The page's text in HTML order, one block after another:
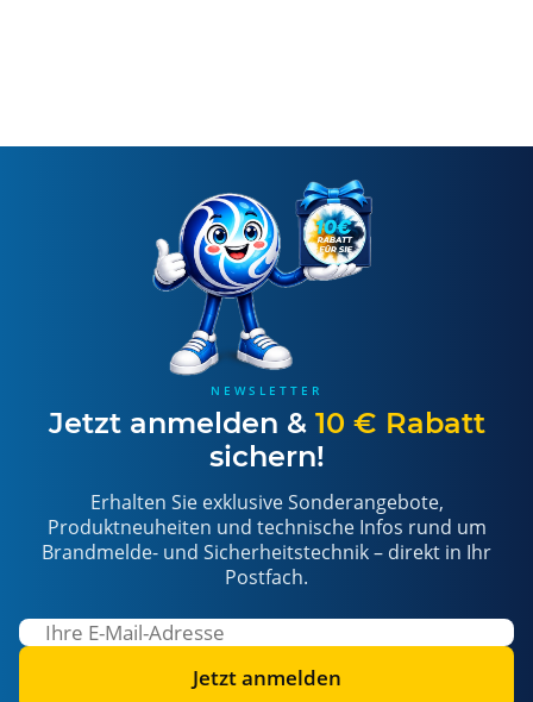
NEWSLETTER
Jetzt anmelden & 10 € Rabatt
sichern!
Erhalten Sie exklusive Sonderangebote,
Produktneuheiten und technische Infos rund um
Brandmelde- und Sicherheitstechnik – direkt in Ihr
Postfach.
Jetzt anmelden